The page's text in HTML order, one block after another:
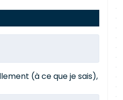
(à ce que je sais),